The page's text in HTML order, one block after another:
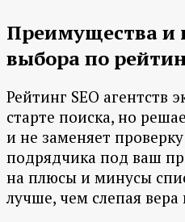
Преимущества и
выбора по
Рейтинг SEO агентств
старте поиска, но
и не заменяет
подрядчика под ваш
на плюсы и минусы
лучше, чем слепая вера